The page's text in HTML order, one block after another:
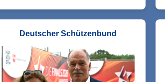
Deutscher Schützenbund